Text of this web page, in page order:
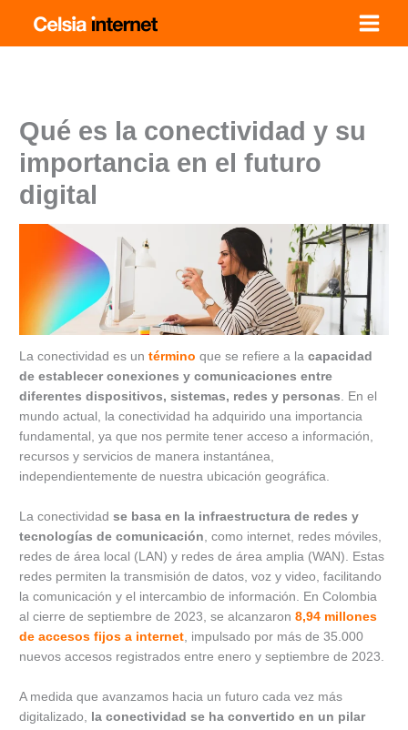
contenido
Qué es la conectividad y su
importancia en el futuro
digital
La conectividad es untérmino que se refiere a lacapacidad
de establecer conexiones y comunicaciones entre
diferentes dispositivos, sistemas, redes y personas. En el
mundo actual, la conectividad ha adquirido una importancia
fundamental, ya que nos permite tener acceso a información,
recursos y servicios de manera instantánea,
independientemente de nuestra ubicación geográfica.
La conectividadse basa en la infraestructura de redes y
tecnologías de comunicación, como internet, redes móviles,
redes de área local (LAN) y redes de área amplia (WAN). Estas
redes permiten la transmisión de datos, voz y video, facilitando
la comunicación y el intercambio de información. En Colombia
al cierre de septiembre de 2023, se alcanzaron8,94 millones
de accesos fijos a internet, impulsado por más de 35.000
nuevos accesos registrados entre enero y septiembre de 2023.
A medida que avanzamos hacia un futuro cada vez más
digitalizado, la conectividad se ha convertido en un pilar